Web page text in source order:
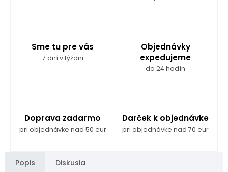
Sme tu pre vás
7 dní v týždni
Objednávky
expedujeme
do 24 hodín
Doprava zadarmo
pri objednávke nad 50 eur
Darček k objednávke
pri objednávke nad 70 eur
Popis Diskusia